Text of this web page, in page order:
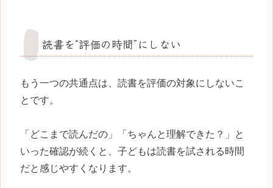
読書を“評価の時間”にしない
もう一つの共通点は、読書を評価の対象にしないこ
とです。
「どこまで読んだの」「ちゃんと理解できた？」と
いった確認が続くと、子どもは読書を試される時間
だと感じやすくなります。